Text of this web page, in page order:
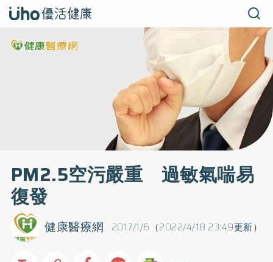
PM2.5空污嚴重 過敏氣喘易
復發
2017/1/6（2022/4/18 23:49更新）
健康醫療網